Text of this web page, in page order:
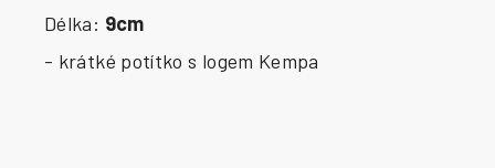
Délka: 9cm
- krátké potítko s logem Kempa